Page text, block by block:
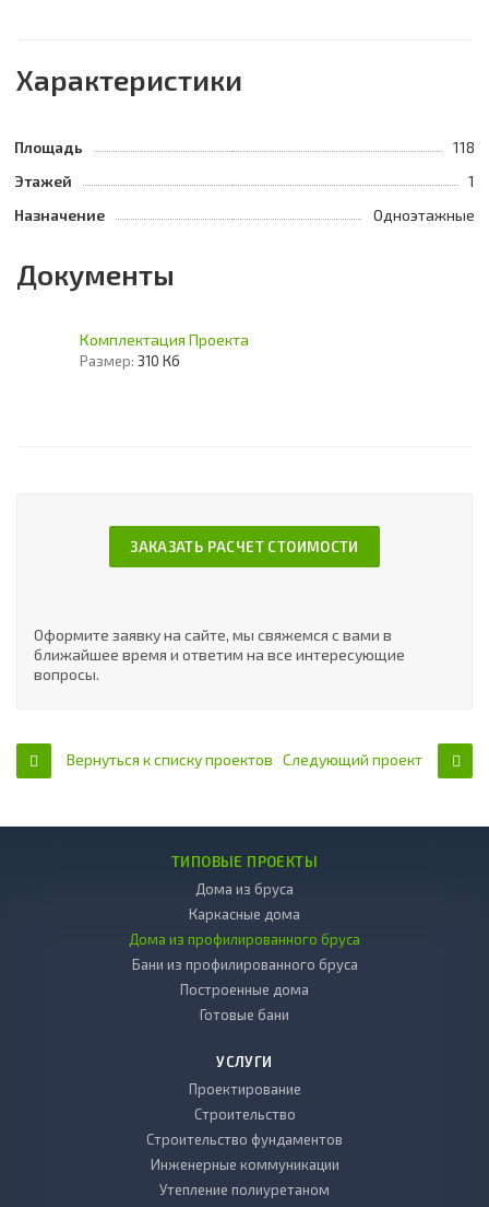
Характеристики
Площадь
118
Этажей
1
Назначение
Одноэтажные
Документы
Комплектация Проекта
Размер: 310 Кб
ЗАКАЗАТЬ РАСЧЕТ СТОИМОСТИ
Оформите заявку на сайте, мы свяжемся с вами в
ближайшее время и ответим на все интересующие
вопросы.
Вернуться к списку проектов Следующий проект
ТИПОВЫЕ ПРОЕКТЫ
Дома из бруса
Каркасные дома
Дома из профилированного бруса
Бани из профилированного бруса
Построенные дома
Готовые бани
УСЛУГИ
Проектирование
Строительство
Строительство фундаментов
Инженерные коммуникации
Утепление полиуретаном